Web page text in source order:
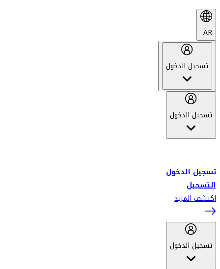
AR
تسجيل الدخول
تسجيل الدخول
تسجيل الدخول
التسجيل
اكتشف المزيد
تسجيل الدخول